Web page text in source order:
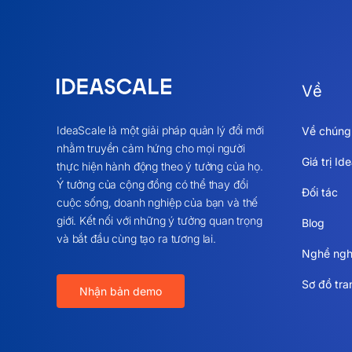
IdeaScale là một giải pháp quản lý đổi mới
nhằm truyền cảm hứng cho mọi người
thực hiện hành động theo ý tưởng của họ.
Ý tưởng của cộng đồng có thể thay đổi
cuộc sống, doanh nghiệp của bạn và thế
giới. Kết nối với những ý tưởng quan trọng
và bắt đầu cùng tạo ra tương lai.
Nhận bản demo
Về
Về
Giá trị
Đối tác
Blog
Nghề
Sơ đồ